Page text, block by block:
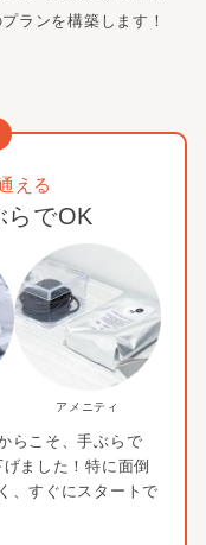
ランを構築します！
える
らでOK
アメニティ
らこそ、手ぶらで
ました！特に面倒
、すぐにスタートで